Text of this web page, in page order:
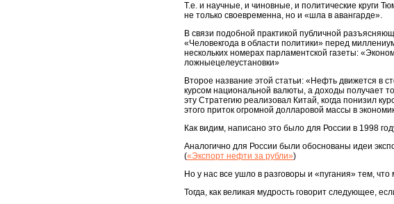
Т.е. и научные, и чиновные, и политические круги
не только своевременна, но и «шла в авангарде».
В связи подобной практикой публичной
«Человекгода в области политики» перед
нескольких номерах парламентской газеты:
ложныецелеустановки»
Второе название этой статьи: «Нефть движется в
курсом национальной валюты, а доходы получает
эту Стратегию реализовал Китай, когда понизил
этого приток огромной долларовой массы в
Как видим, написано это было для России в 1998
Аналогично для России были обоснованы идеи
(«Экспорт нефти за рубли»)
Но у нас все ушло в разговоры и «пугания» тем,
Тогда, как великая мудрость говорит следующее,